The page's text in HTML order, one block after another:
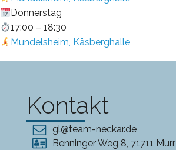
Donnerstag
17:00 – 18:30
Mundelsheim, Käsberghalle
Kontakt
gl@team-neckar.de
Benninger Weg 8, 71711 Murr